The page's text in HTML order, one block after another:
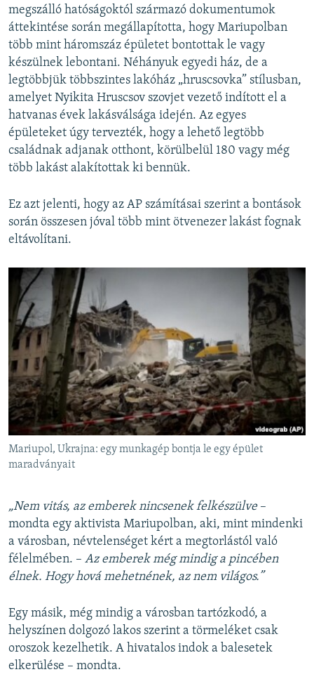
megszálló hatóságoktól származó dokumentumok
áttekintése során megállapította, hogy Mariupolban
több mint háromszáz épületet bontottak le vagy
készülnek lebontani. Néhányuk egyedi ház, de a
legtöbbjük többszintes lakóház „hruscsovka” stílusban,
amelyet Nyikita Hruscsov szovjet vezető indított el a
hatvanas évek lakásválsága idején. Az egyes
épületeket úgy tervezték, hogy a lehető legtöbb
családnak adjanak otthont, körülbelül 180 vagy még
több lakást alakítottak ki bennük.
Ez azt jelenti, hogy az AP számításai szerint a bontások
során összesen jóval több mint ötvenezer lakást fognak
eltávolítani.
Mariupol, Ukrajna: egy munkagép bontja le egy épület
maradványait
„Nem vitás, az emberek nincsenek felkészülve–
mondta egy aktivista Mariupolban, aki, mint mindenki
a városban, névtelenséget kért a megtorlástól való
félelmében. – Az emberek még mindig a pincében
élnek. Hogy hová mehetnének, az nem világos.”
Egy másik, még mindig a városban tartózkodó, a
helyszínen dolgozó lakos szerint a törmeléket csak
oroszok kezelhetik. A hivatalos indok a balesetek
elkerülése – mondta.